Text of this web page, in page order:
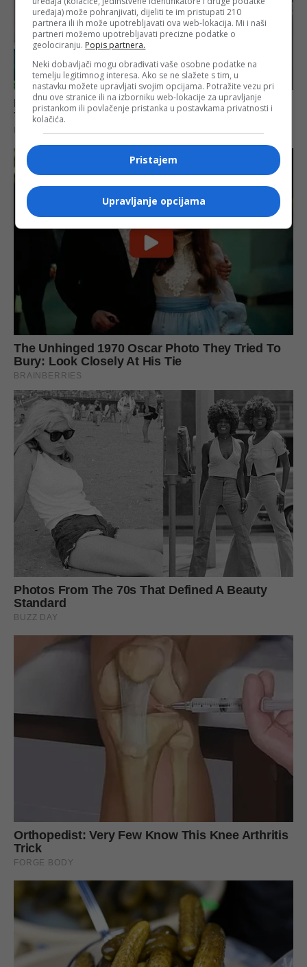
uređaja) može pohranjivati, dijeliti te im pristupati 210
partnera ili ih može upotrebljavati ova web-lokacija. Mi i naši
partneri možemo upotrebljavati precizne podatke o
geolociranju. Popis partnera.
Neki dobavljači mogu obrađivati vaše osobne podatke na
temelju legitimnog interesa. Ako se ne slažete s tim, u
nastavku možete upravljati svojim opcijama. Potražite vezu pri
dnu ove stranice ili na izborniku web-lokacije za upravljanje
pristankom ili povlačenje pristanka u postavkama privatnosti i
kolačića.
Pristajem
Upravljanje opcijama